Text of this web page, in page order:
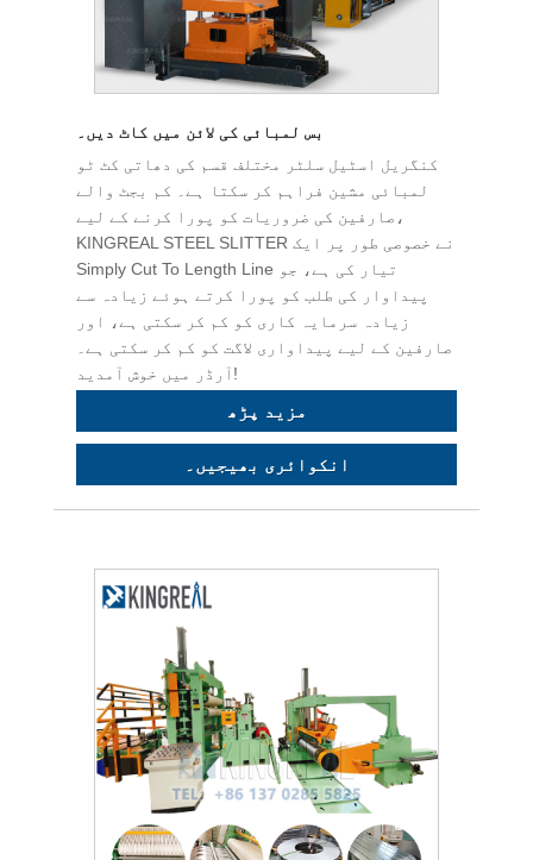
بس لمبائی کی لائن میں کاٹ دیں۔
کنگریل اسٹیل سلٹر مختلف قسم کی دھاتی کٹ ٹو
لمبائی مشین فراہم کر سکتا ہے۔ کم بجٹ والے
صارفین کی ضروریات کو پورا کرنے کے لیے،
KINGREAL STEEL SLITTER نے خصوصی طور پر ایک
Simply Cut To Length Line تیار کی ہے، جو
پیداوار کی طلب کو پورا کرتے ہوئے زیادہ سے
زیادہ سرمایہ کاری کو کم کر سکتی ہے، اور
صارفین کے لیے پیداواری لاگت کو کم کر سکتی ہے۔
آرڈر میں خوش آمدید!
مزید پڑھ
انکوائری بھیجیں۔